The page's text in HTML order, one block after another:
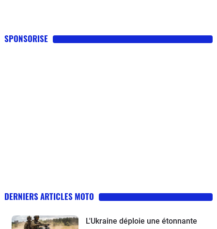
SPONSORISE
DERNIERS ARTICLES MOTO
L'Ukraine déploie une étonnante